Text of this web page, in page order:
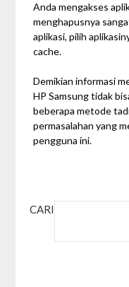
Anda mengakses
menghapusnya
aplikasi, pilih
cache.
Demikian informasi
HP Samsung tidak
beberapa metode
permasalahan yang
pengguna ini.
CARI